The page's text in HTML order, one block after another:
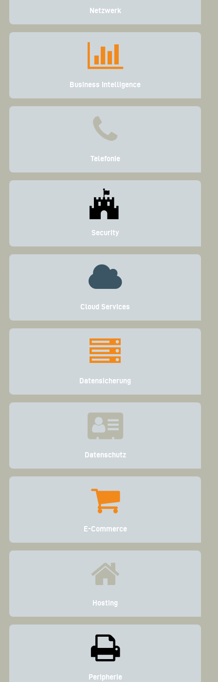
Netzwerk
Business Intelligence
Telefonie
Security
Cloud Services
Daten­sicherung
Datenschutz
E-Commerce
Hosting
Peripherie